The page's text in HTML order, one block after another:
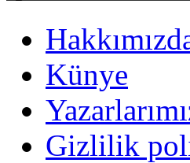
Künye
Yazarlarımız
Gizlilik politikası
Künye
Gizlilik